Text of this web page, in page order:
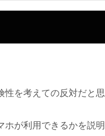
性を考えての反対だと思
ホが利用できるかを説明